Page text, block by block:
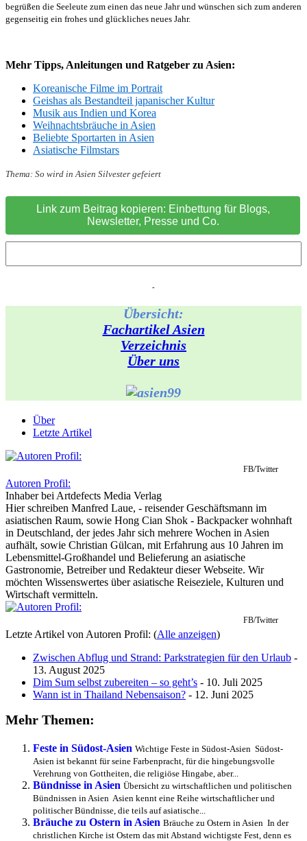
begrüßen die Seeleute zum einen das neue Jahr und wünschen sich zum anderen
gegenseitig ein frohes und glückliches neues Jahr.
Mehr Tipps, Anleitungen und Ratgeber zu Asien:
Koreanische Filme im Portrait
Geishas als Bestandteil japanischer Kultur
Musik aus Indien und Korea
Weihnachtsbräuche in Asien
Beliebte Sportarten in Asien
Asiatische Filmstars
Thema: So wird in Asien Silvester gefeiert
Link zum Beitrag kopieren: Einbettung für Blogs,
Newsletter, Presse und Co.
-
Übersicht:
Fachartikel Asien
Verzeichnis
Über uns
Über
Letzte Artikel
FB/Twitter
Autoren Profil:
Inhaberbei Artdefects Media Verlag
Hier schreiben Manfred Laue, - reisender Geschäftsmann im
asiatischen Raum, sowie Hong Cian Shok - Backpacker wohnhaft
in Deutschland, der jedes Jahr sich mehrere Wochen in Asien
aufhält, sowie Christian Gülcan, mit Erfahrung aus 10 Jahren im
Lebensmittel-Großhandel und Belieferung an asiatische
Gastronomie, Betreiber und Redakteur dieser Webseite. Wir
möchten Wissenswertes über asiatische Reiseziele, Kulturen und
Wirtschaft vermitteln.
FB/Twitter
Letzte Artikel von Autoren Profil: (Alle anzeigen)
Zwischen Abflug und Strand: Parkstrategien für den Urlaub -
13. August 2025
Dim Sum selbst zubereiten – so geht’s - 10. Juli 2025
Wann ist in Thailand Nebensaison? - 12. Juni 2025
Mehr Themen:
Feste in Südost-Asien Wichtige Feste in Südost-Asien Südost-
Asien ist bekannt für seine Farbenpracht, für die hingebungsvolle
Verehrung von Gottheiten, die religiöse Hingabe, aber...
Bündnisse in Asien Übersicht zu wirtschaftlichen und politischen
Bündnissen in Asien Asien kennt eine Reihe wirtschaftlicher und
politischer Bündnisse, die teils auf asiatische...
Bräuche zu Ostern in Asien Bräuche zu Ostern in Asien In der
christlichen Kirche ist Ostern das mit Abstand wichtigste Fest, denn es